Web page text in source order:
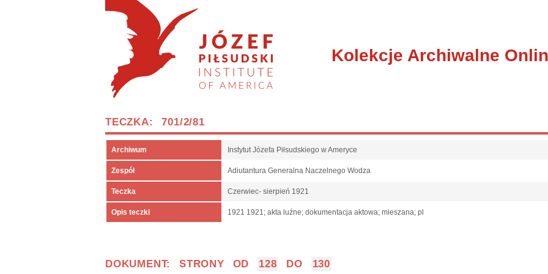
Kolekcje Archiwalne
TECZKA: 701/2/81
Archiwum Instytut Józefa Piłsudskiego w Ameryce
Zespół Adiutantura Generalna Naczelnego Wodza
Teczka Czerwiec- sierpień 1921
Opis teczki 1921 1921; akta luźne; dokumentacja aktowa; mieszana; pl
DOKUMENT: STRONY OD 128 DO 130